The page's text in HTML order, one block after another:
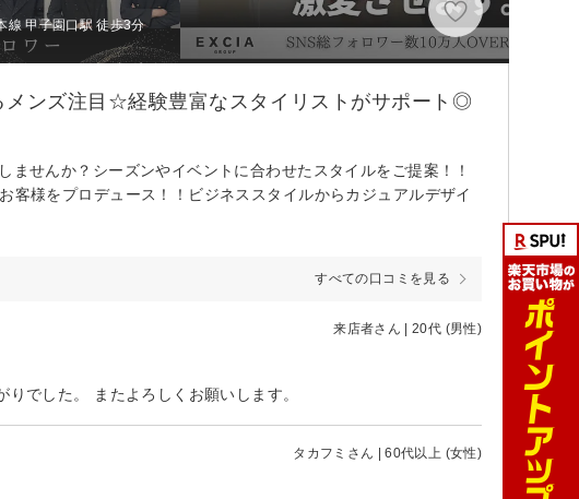
線 甲子園口駅 徒歩3分
メンズ注目☆経験豊富なスタイリストがサポート◎
せんか？シーズンやイベントに合わせたスタイルをご提案！！
様をプロデュース！！ビジネススタイルからカジュアルデザイ
すべての口コミを見る
来店者さん | 20代 (男性)
でした。 またよろしくお願いします。
タカフミさん | 60代以上 (女性)